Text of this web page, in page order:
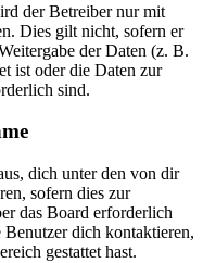
der Betreiber nur mit
Dies gilt nicht, sofern er
der Daten (z. B.
ist oder die Daten zur
sind.
dich unter den von dir
sofern dies zur
das Board erforderlich
dich kontaktieren,
gestattet hast.